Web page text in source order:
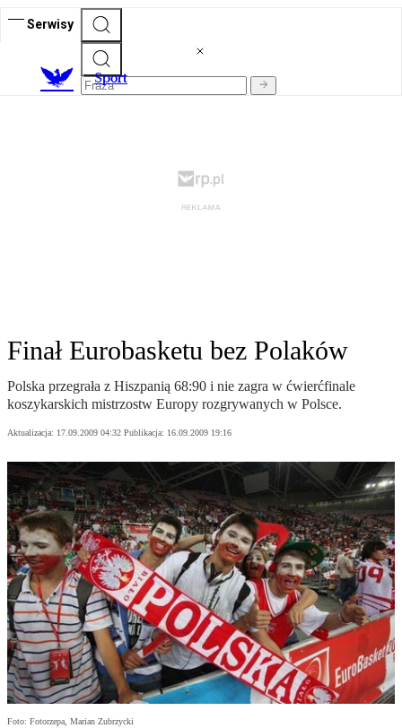
Serwisy
Sport
Finał Eurobasketu bez Polaków
Polska przegrała z Hiszpanią 68:90 i nie zagra w ćwierćfinale
koszykarskich mistrzostw Europy rozgrywanych w Polsce.
Aktualizacja: 17.09.2009 04:32 Publikacja: 16.09.2009 19:16
Foto: Fotorzepa, Marian Zubrzycki